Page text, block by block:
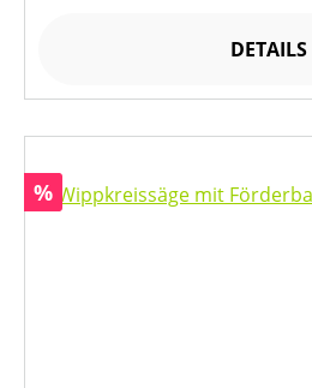
DETAILS
Rabatt
%